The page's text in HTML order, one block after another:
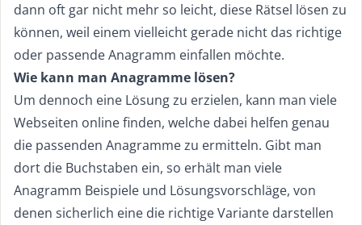
dann oft gar nicht mehr so leicht, diese Rätsel lösen zu
können, weil einem vielleicht gerade nicht das richtige
oder passende Anagramm einfallen möchte.
Wie kann man Anagramme lösen?
Um dennoch eine Lösung zu erzielen, kann man viele
Webseiten online finden, welche dabei helfen genau
die passenden Anagramme zu ermitteln. Gibt man
dort die Buchstaben ein, so erhält man viele
Anagramm Beispiele und Lösungsvorschläge, von
denen sicherlich eine die richtige Variante darstellen